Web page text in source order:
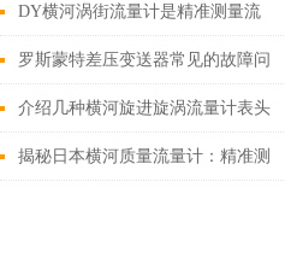
故障？解决方法是什么？
DY横河涡街流量计是精准测量流
体的设备
罗斯蒙特差压变送器常见的故障问
题有哪些？
介绍几种横河旋进旋涡流量计表头
故障及其解决方法
揭秘日本横河质量流量计：精准测